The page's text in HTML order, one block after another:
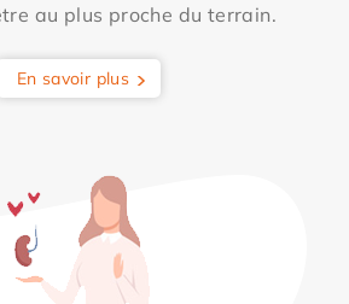
au plus proche du terrain.
En savoir plus